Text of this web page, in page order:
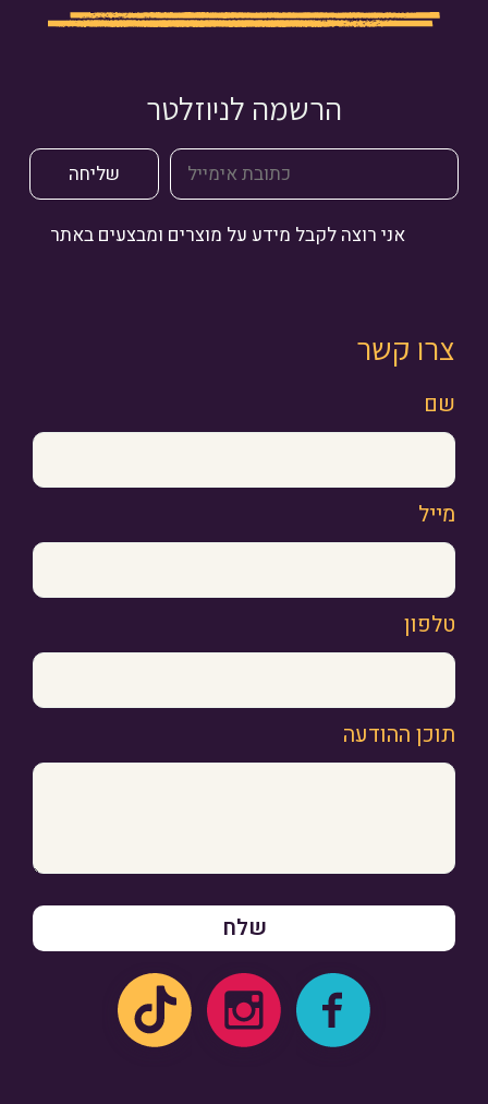
הרשמה לניוזלטר
אני רוצה לקבל מידע על מוצרים ומבצעים באתר
צרו קשר
שם
מייל
טלפון
תוכן ההודעה